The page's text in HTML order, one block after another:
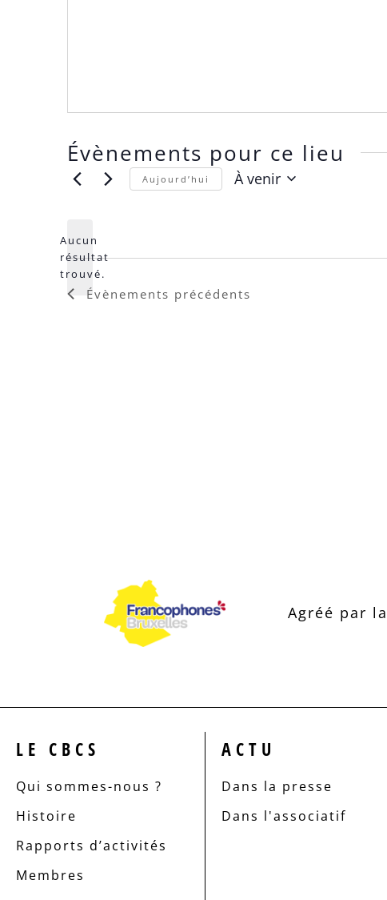
Évènements pour ce lieu
Notice
Aucun
résultat
trouvé.
Aujourd’hui À venir
Évènements précédents
Agréé par
LE CBCS
Qui sommes-nous ?
Histoire
Rapports d’activités
Membres
ACTU
Dans la presse
Dans l'associatif